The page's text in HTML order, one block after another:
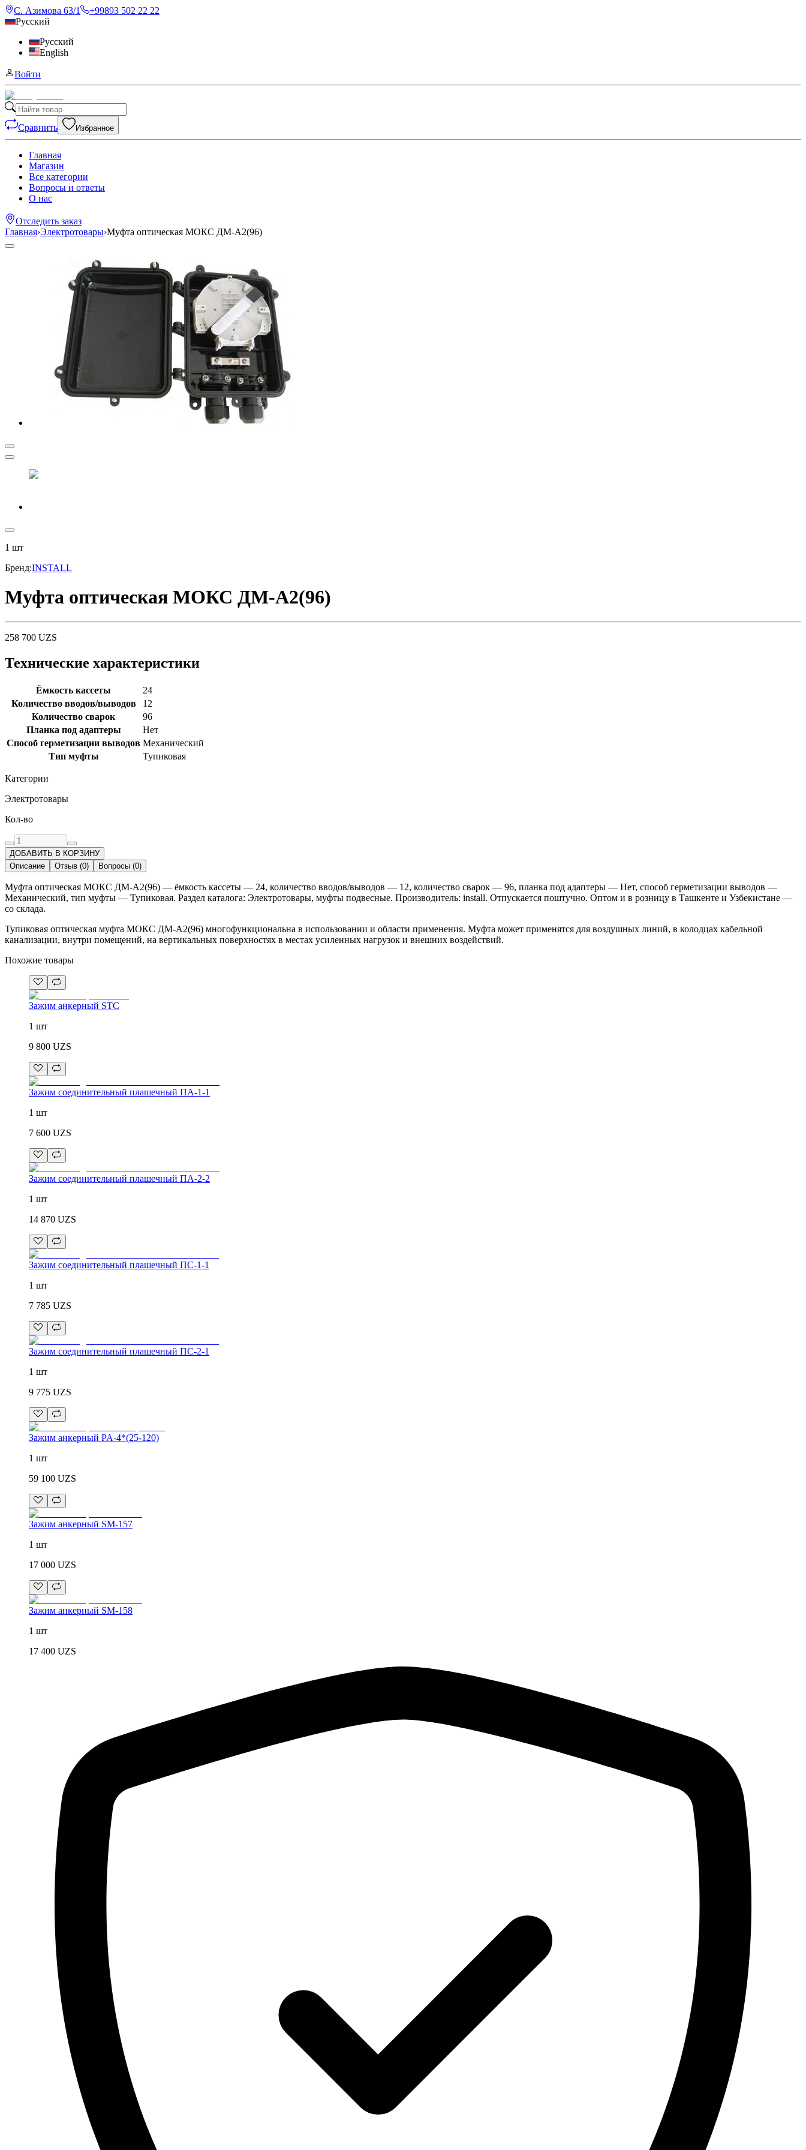
С. Азимова 63/1
+99893 502 22 22
Русский
Русский
English
Войти
Сравнить Избранное
Главная
Магазин
Все категории
Вопросы и ответы
О нас
Отследить заказ
Главная›Электротовары›Муфта оптическая МОКС ДМ-А2(96)
1 шт
Бренд:INSTALL
Муфта оптическая МОКС ДМ-А2(96)
258 700 UZS
Технические характеристики
Ёмкость кассеты
24
Количество вводов/выводов
12
Количество сварок
96
Планка под адаптеры
Нет
Способ герметизации выводов Механический
Тип муфты
Тупиковая
Категории
Электротовары
Кол-во
ДОБАВИТЬ В КОРЗИНУ
Описание
Отзыв (0) Вопросы (0)
Муфта оптическая МОКС ДМ-А2(96) — ёмкость кассеты — 24, количество вводов/выводов — 12, количество сварок — 96, планка под адаптеры — Нет, способ герметизации выводов —
Механический, тип муфты — Тупиковая. Раздел каталога: Электротовары, муфты подвесные. Производитель: install. Отпускается поштучно. Оптом и в розницу в Ташкенте и Узбекистане —
со склада.
Тупиковая оптическая муфта МОКС ДМ-А2(96) многофункциональна в использовании и области применения. Муфта может применятся для воздушных линий, в колодцах кабельной
канализации, внутри помещений, на вертикальных поверхностях в местах усиленных нагрузок и внешних воздействий.
Похожие товары
Зажим анкерный STC
1 шт
9 800 UZS
Зажим соединительный плашечный ПА-1-1
1 шт
7 600 UZS
Зажим соединительный плашечный ПА-2-2
1 шт
14 870 UZS
Зажим соединительный плашечный ПС-1-1
1 шт
7 785 UZS
Зажим соединительный плашечный ПС-2-1
1 шт
9 775 UZS
Зажим анкерный PA-4*(25-120)
1 шт
59 100 UZS
Зажим анкерный SM-157
1 шт
17 000 UZS
Зажим анкерный SM-158
1 шт
17 400 UZS